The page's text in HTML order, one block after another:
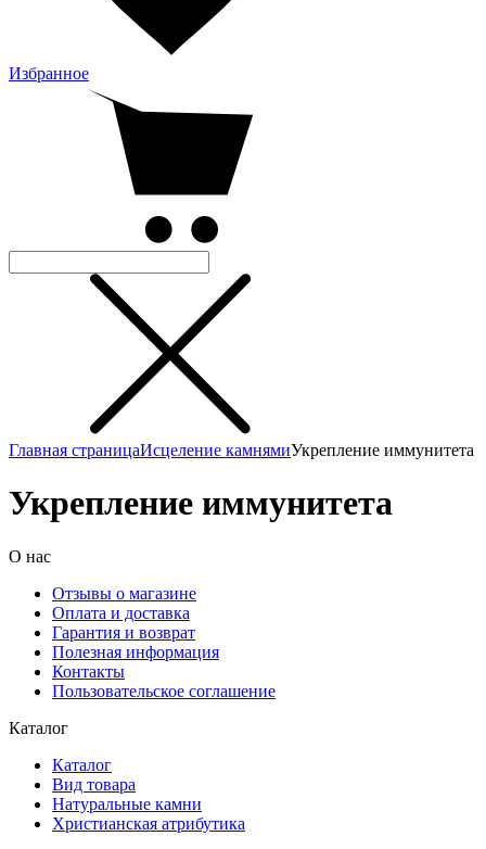
Избранное
Главная страницаИсцеление камнямиУкрепление иммунитета
Укрепление иммунитета
О нас
Отзывы о магазине
Оплата и доставка
Гарантия и возврат
Полезная информация
Контакты
Пользовательское соглашение
Каталог
Каталог
Вид товара
Натуральные камни
Христианская атрибутика